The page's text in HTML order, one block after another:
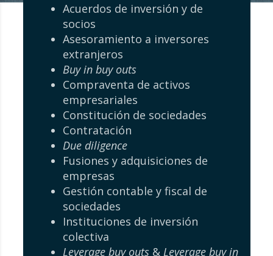
Acuerdos de inversión y de
socios
Asesoramiento a inversores
extranjeros
Buy in buy outs
Compraventa de activos
empresariales
Constitución de sociedades
Contratación
Due diligence
Fusiones y adquisiciones de
empresas
Gestión contable y fiscal de
sociedades
Instituciones de inversión
colectiva
Leverage buy outs& Leverage buy in